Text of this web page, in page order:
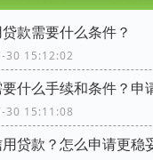
款需要什么条件？
30 15:12:02
30 15:11:08
贷款？怎么申请更稳